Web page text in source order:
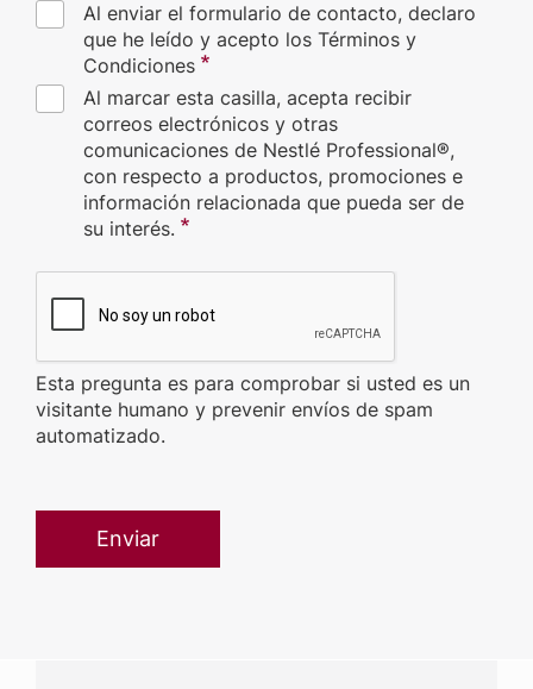
Al enviar el formulario de contacto, declaro
que he leído y acepto los Términos y
Condiciones
Al marcar esta casilla, acepta recibir
correos electrónicos y otras
comunicaciones de Nestlé Professional®,
con respecto a productos, promociones e
información relacionada que pueda ser de
su interés.
Esta pregunta es para comprobar si usted es un
visitante humano y prevenir envíos de spam
automatizado.